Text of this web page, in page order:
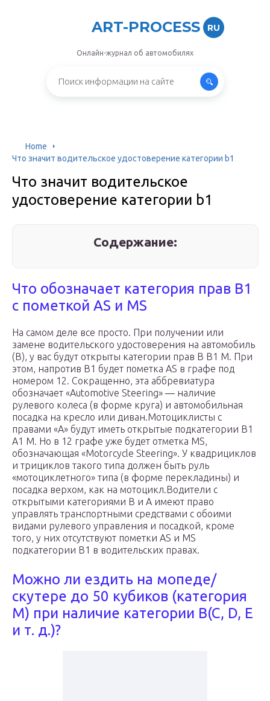
ART-PROCESS RU
Онлайн-журнал об автомобилях
Home
Что значит водительское удостоверение категории b1
Что значит водительское
удостоверение категории b1
Содержание:
Что обозначает категория прав B1
с пометкой AS и MS
На самом деле все просто. При получении или
замене водительского удостоверения на автомобиль
(B), у вас будут открыты категории прав B B1 M. При
этом, напротив B1 будет пометка AS в графе под
номером 12. Сокращенно, эта аббревиатура
обозначает «Automotive Steering» — наличие
рулевого колеса (в форме круга) и автомобильная
посадка на кресло или диван.Мотоциклисты с
правами «A» будут иметь открытые подкатегории B1
A1 M. Но в 12 графе уже будет отметка MS,
обозначающая «Motorcycle Steering». У квадрициклов
и трициклов такого типа должен быть руль
«мотоциклетного» типа (в форме перекладины) и
посадка верхом, как на мотоцикл.Водители с
открытыми категориями B и A имеют право
управлять транспортными средствами с обоими
видами рулевого управления и посадкой, кроме
того, у них отсутствуют пометки AS и MS
подкатегории B1 в водительских правах.
Можно ли ездить на мопеде/
скутере до 50 кубиков (категория
M) при наличие категории B(C, D, E
и т. д.)?